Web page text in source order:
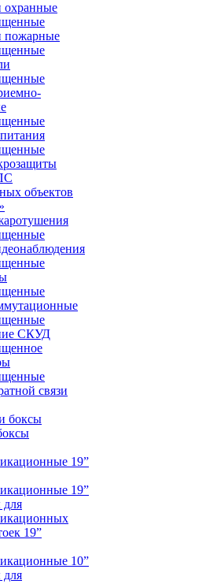
охранные
пожарные
объектов
СКУД
связи
19”
19”
для
19”
10”
для